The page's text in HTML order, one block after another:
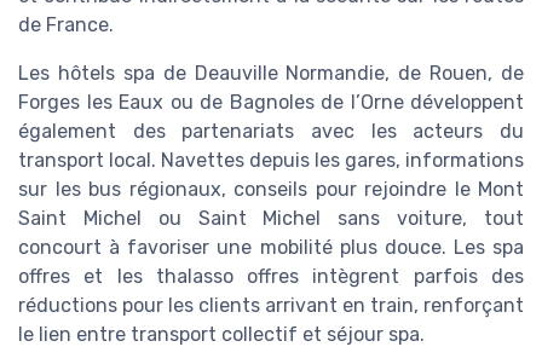
de France.
Les hôtels spa de Deauville Normandie, de Rouen, de
Forges les Eaux ou de Bagnoles de l’Orne développent
également des partenariats avec les acteurs du
transport local. Navettes depuis les gares, informations
sur les bus régionaux, conseils pour rejoindre le Mont
Saint Michel ou Saint Michel sans voiture, tout
concourt à favoriser une mobilité plus douce. Les spa
offres et les thalasso offres intègrent parfois des
réductions pour les clients arrivant en train, renforçant
le lien entre transport collectif et séjour spa.